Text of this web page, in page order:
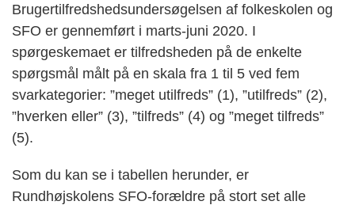
Brugertilfredshedsundersøgelsen af folkeskolen og
SFO er gennemført i marts-juni 2020. I
spørgeskemaet er tilfredsheden på de enkelte
spørgsmål målt på en skala fra 1 til 5 ved fem
svarkategorier: ”meget utilfreds” (1), ”utilfreds” (2),
”hverken eller” (3), ”tilfreds” (4) og ”meget tilfreds”
(5).
Som du kan se i tabellen herunder, er
Rundhøjskolens SFO-forældre på stort set alle